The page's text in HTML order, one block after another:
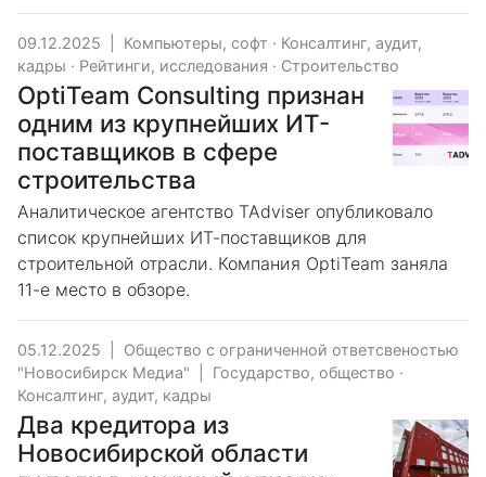
09.12.2025 Компьютеры, софт · Консалтинг, аудит,
кадры · Рейтинги, исследования · Строительство
OptiTeam Consulting признан
одним из крупнейших ИТ-
поставщиков в сфере
строительства
Аналитическое агентство TAdviser опубликовало
список крупнейших ИТ-поставщиков для
строительной отрасли. Компания OptiTeam заняла
11-е место в обзоре.
05.12.2025
Общество с ограниченной ответсвеностью
"Новосибирск Медиа"
Государство, общество ·
Консалтинг, аудит, кадры
Два кредитора из
Новосибирской области